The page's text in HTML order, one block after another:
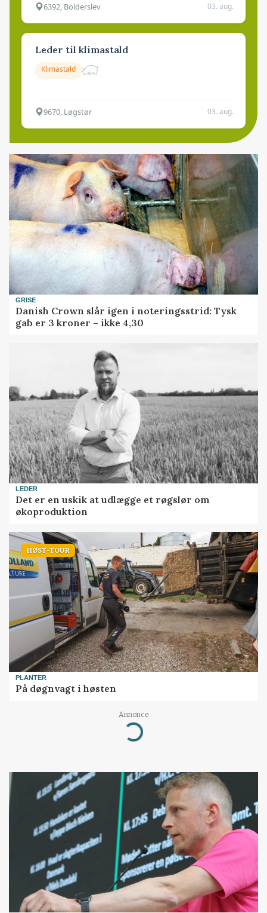
6392, Bolderslev 03. aug.
Leder til klimastald
Klimastald
9670, Løgstør 03. aug.
GRISE
Danish Crown slår igen i noteringsstrid: Tysk
gab er 3 kroner – ikke 4,30
LEDER
Det er en uskik at udlægge et røgslør om
økoproduktion
HØST-TOUR
PLANTER
På døgnvagt i høsten
Annonce
Loading...